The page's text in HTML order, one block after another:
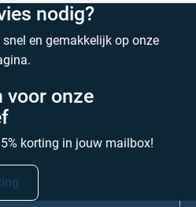
nodig?
en gemakkelijk op onze
voor onze
korting in jouw mailbox!